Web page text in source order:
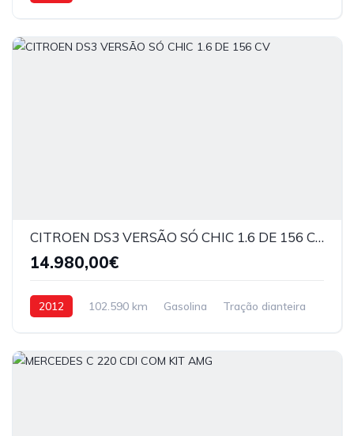
CITROEN DS3 VERSÃO SÓ CHIC 1.6 DE 156 CV
14.980,00€
2012 102.590 km Gasolina Tração dianteira